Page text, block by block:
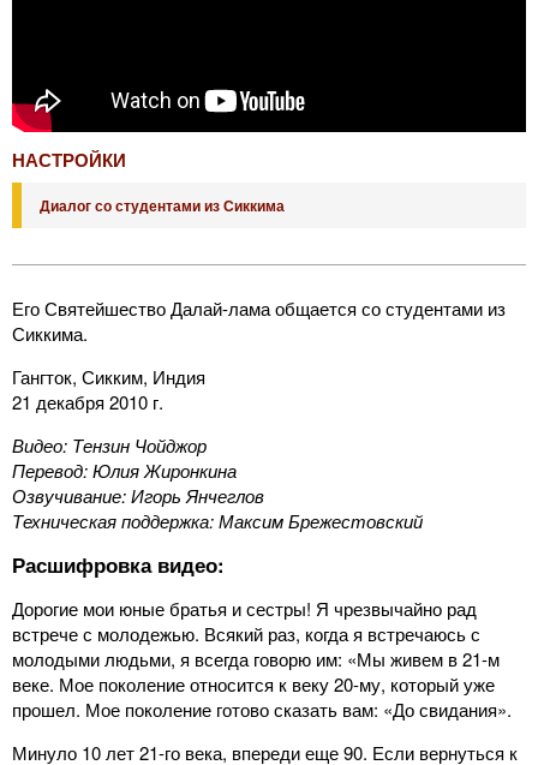
НАСТРОЙКИ
Диалог со студентами из Сиккима
Его Святейшество Далай-лама общается со студентами из
Сиккима.
Гангток, Сикким, Индия
21 декабря 2010 г.
Видео: Тензин Чойджор
Перевод: Юлия Жиронкина
Озвучивание: Игорь Янчеглов
Техническая поддержка: Максим Брежестовский
Расшифровка видео:
Дорогие мои юные братья и сестры! Я чрезвычайно рад
встрече с молодежью. Всякий раз, когда я встречаюсь с
молодыми людьми, я всегда говорю им: «Мы живем в 21-м
веке. Мое поколение относится к веку 20-му, который уже
прошел. Мое поколение готово сказать вам: «До свидания».
Минуло 10 лет 21-го века, впереди еще 90. Если вернуться к